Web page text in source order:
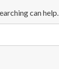
can help.